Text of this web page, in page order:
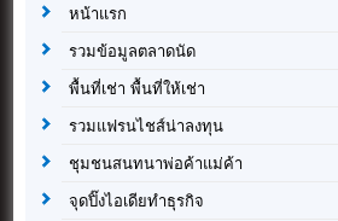
หน้าแรก
รวมข้อมูลตลาดนัด
พื้นที่เช่า พื้นที่ให้เช่า
รวมแฟรนไชส์น่าลงทุน
ชุมชนสนทนาพ่อค้าแม่ค้า
จุดปิ๊งไอเดียทำธุรกิจ